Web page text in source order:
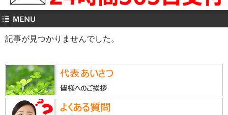
記事が見つかりませんでした。